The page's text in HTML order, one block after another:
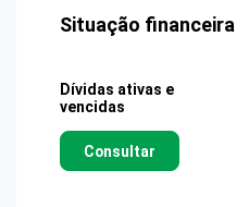
Situação financeira
Dívidas ativas e
vencidas
Consultar